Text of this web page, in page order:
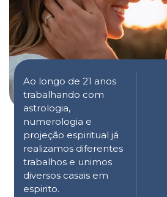
Ao longo de 21 anos
trabalhando com
astrologia,
numerologia e
projeção espiritual já
realizamos diferentes
trabalhos e unimos
diversos casais em
espirito.